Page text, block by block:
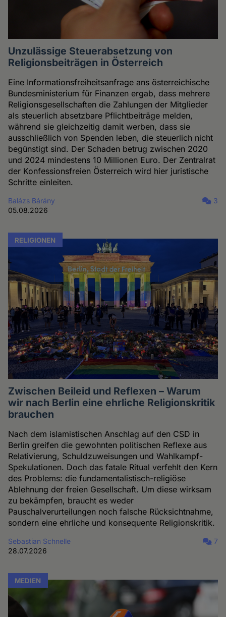
Unzulässige Steuerabsetzung von
Religionsbeiträgen in Österreich
Eine Informationsfreiheitsanfrage ans österreichische
Bundesministerium für Finanzen ergab, dass mehrere
Religionsgesellschaften die Zahlungen der Mitglieder
als steuerlich absetzbare Pflichtbeiträge melden,
während sie gleichzeitig damit werben, dass sie
ausschließlich von Spenden leben, die steuerlich nicht
begünstigt sind. Der Schaden betrug zwischen 2020
und 2024 mindestens 10 Millionen Euro. Der Zentralrat
der Konfessionsfreien Österreich wird hier juristische
Schritte einleiten.
Balázs Bárány
05.08.2026
3
RELIGIONEN
Zwischen Beileid und Reflexen – Warum
wir nach Berlin eine ehrliche Religionskritik
brauchen
Nach dem islamistischen Anschlag auf den CSD in
Berlin greifen die gewohnten politischen Reflexe aus
Relativierung, Schuldzuweisungen und Wahlkampf-
Spekulationen. Doch das fatale Ritual verfehlt den Kern
des Problems: die fundamentalistisch-religiöse
Ablehnung der freien Gesellschaft. Um diese wirksam
zu bekämpfen, braucht es weder
Pauschalverurteilungen noch falsche Rücksichtnahme,
sondern eine ehrliche und konsequente Religionskritik.
Sebastian Schnelle
28.07.2026
7
MEDIEN